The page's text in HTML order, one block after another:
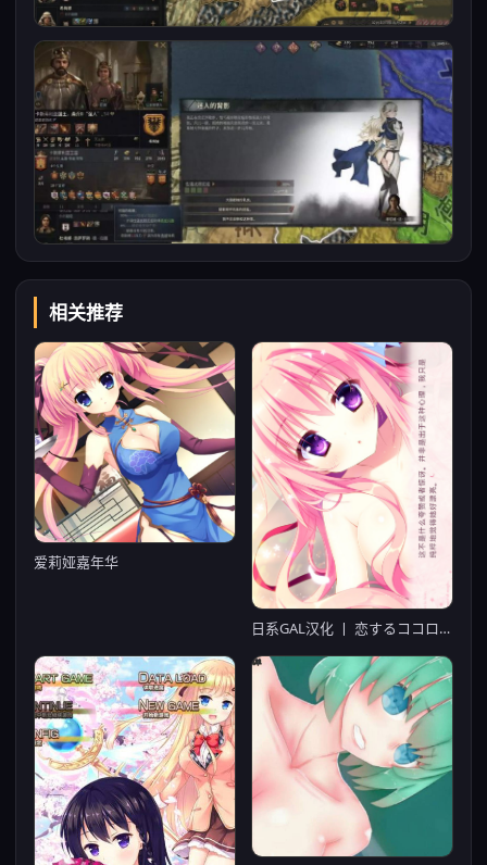
相关推荐
爱莉娅嘉年华
日系GAL汉化 丨 恋するココロと魔法のコトバ heart in love, word of magic 恋心与魔法誓言 【20230626】